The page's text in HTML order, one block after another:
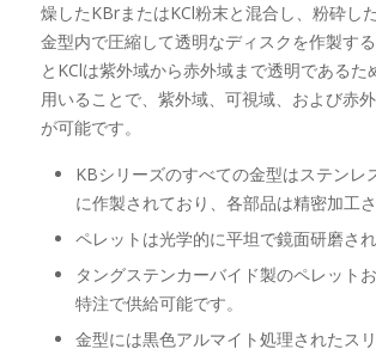
燥したKBrまたはKCl粉末と混合し、粉砕し
金型内で圧縮して透明なディスクを作製す
とKClは紫外域から赤外域まで透明であるた
用いることで、紫外域、可視域、および赤
が可能です。
KBシリーズのすべての金型はステンレ
に作製されており、各部品は精密加工さ
ペレットは光学的に平坦で鏡面研磨され
タングステンカーバイド製のペレット
特注で供給可能です。
金型には黒色アルマイト処理されたス